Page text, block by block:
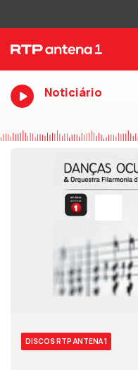
Noticiário
DISCOS RTP ANTENA 1